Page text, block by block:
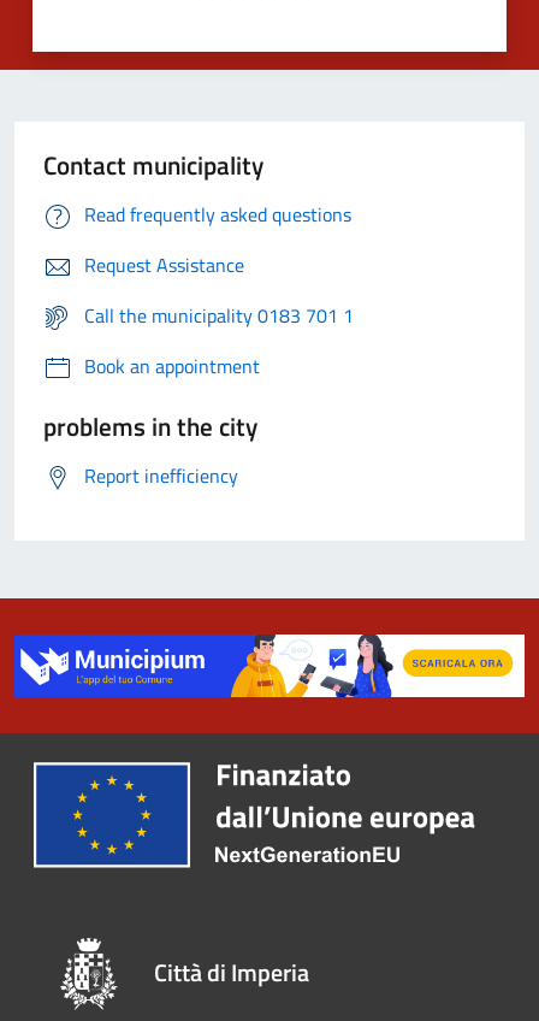
Contact municipality
Read frequently asked questions
Request Assistance
Call the municipality 0183 701 1
Book an appointment
problems in the city
Report inefficiency
Città di Imperia